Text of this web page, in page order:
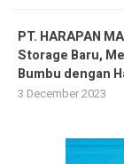
PT. HARAPAN
Storage Baru,
Bumbu dengan
3 December 2023